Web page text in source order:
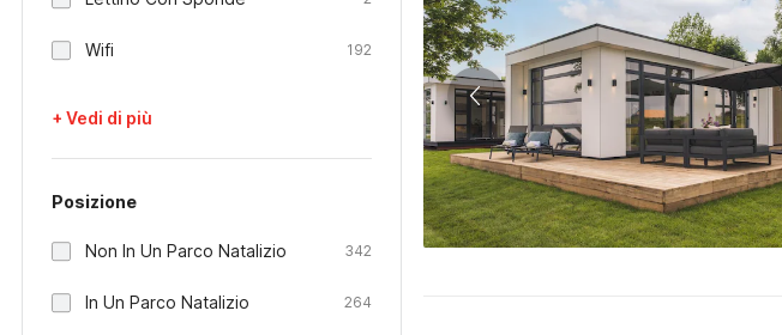
Wifi 192
+ Vedi di più
Posizione
Non In Un Parco Natalizio 342
In Un Parco Natalizio 264